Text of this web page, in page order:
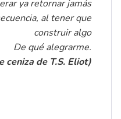
ya retornar jamás
al tener que
construir algo
De qué alegrarme.
ceniza de T.S. Eliot)